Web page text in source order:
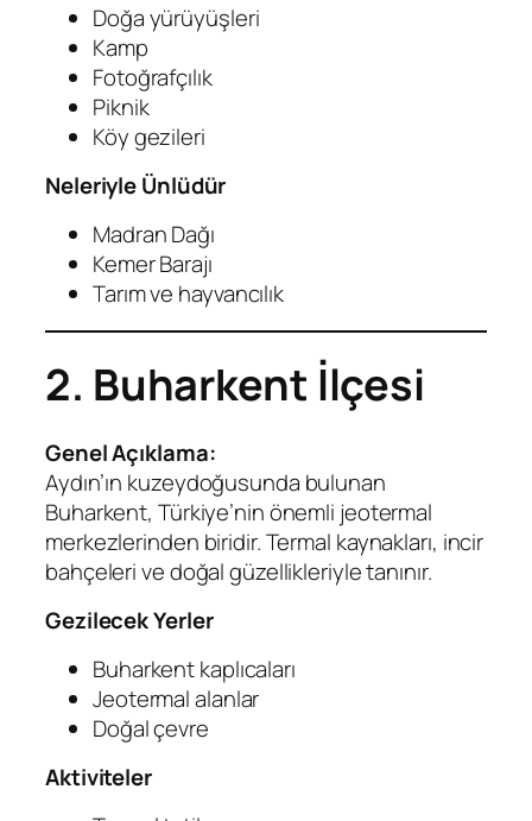
Doğa yürüyüşleri
Kamp
Fotoğrafçılık
Piknik
Köy gezileri
Neleriyle Ünlüdür
Madran Dağı
Kemer Barajı
Tarım ve hayvancılık
2. Buharkent İlçesi
Genel Açıklama:
Aydın’ın kuzeydoğusunda bulunan
Buharkent, Türkiye’nin önemli jeotermal
merkezlerinden biridir. Termal kaynakları, incir
bahçeleri ve doğal güzellikleriyle tanınır.
Gezilecek Yerler
Buharkent kaplıcaları
Jeotermal alanlar
Doğal çevre
Aktiviteler